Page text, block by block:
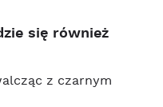
się również
z czarnym